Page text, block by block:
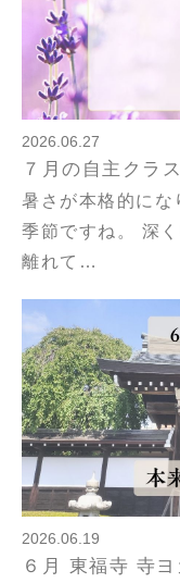
2026.06.27
７月の自主クラ
暑さが本格的にな
季節ですね。 深
離れて…
2026.06.19
６月 東福寺 寺ヨ